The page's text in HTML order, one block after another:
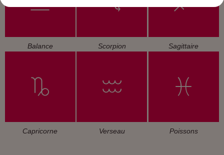
Balance Scorpion Sagittaire
Capricorne Verseau Poissons